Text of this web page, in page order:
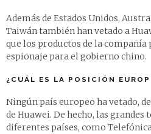
Además de Estados Unidos,
Taiwán también han vetado a
que los productos de la compañía
espionaje para el gobierno chino.
¿CUÁL ES LA POSICIÓN
Ningún país europeo ha vetado,
de Huawei. De hecho, las grandes
diferentes países, como